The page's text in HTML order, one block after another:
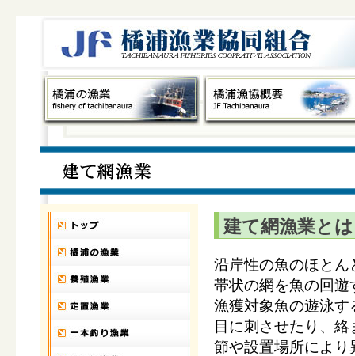
建て網漁業とは
沿岸性の魚のほと
帯状の網を魚の回
漁獲対象魚の遊泳
目に刺させたり、
節や設置場所により